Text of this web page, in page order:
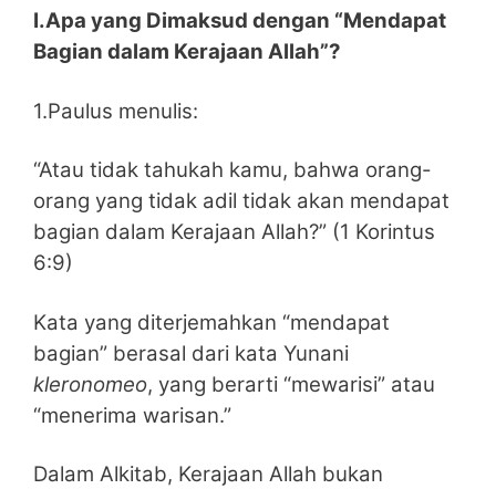
I.Apa yang Dimaksud dengan “Mendapat
Bagian dalam Kerajaan Allah”?
1.Paulus menulis:
“Atau tidak tahukah kamu, bahwa orang-
orang yang tidak adil tidak akan mendapat
bagian dalam Kerajaan Allah?” (1 Korintus
6:9)
Kata yang diterjemahkan “mendapat
bagian” berasal dari kata Yunani
kleronomeo, yang berarti “mewarisi” atau
“menerima warisan.”
Dalam Alkitab, Kerajaan Allah bukan